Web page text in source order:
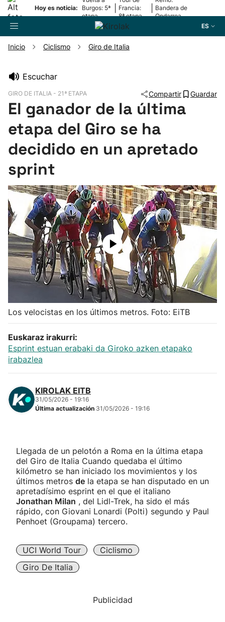
Hoy es noticia:
Burgos: 5ª
etapa
Francia:
8ª etapa
Bandera de
Ondarroa
ES
Pelota
Remo
Baloncesto
Ciclismo
Herri-kirolak
Balonmano
Atletismo
Carreras de montaña
"Helmuga"
Inicio Ciclismo Giro de Italia
Escuchar
GIRO DE ITALIA - 21ª ETAPA Compartir Guardar
El ganador de la última
etapa del Giro se ha
decidido en un apretado
sprint
Los velocistas en los últimos metros. Foto: EiTB
Euskaraz irakurri:
Esprint estuan erabaki da Giroko azken etapako
irabazlea
KIROLAK EITB
31/05/2026 - 19:16
Última actualización 31/05/2026 - 19:16
Llegada de un pelotón a Roma en la última etapa
del Giro de Italia Cuando quedaba el último
kilómetro se han iniciado los movimientos y los
últimos metros de la etapa se han disputado en un
apretadísimo esprint en el que el italiano
Jonathan Milan , del Lidl-Trek, ha sido el más
rápido, con Giovani Lonardi (Polti) segundo y Paul
Penhoet (Groupama) tercero.
UCI World Tour
Ciclismo
Giro De Italia
Publicidad